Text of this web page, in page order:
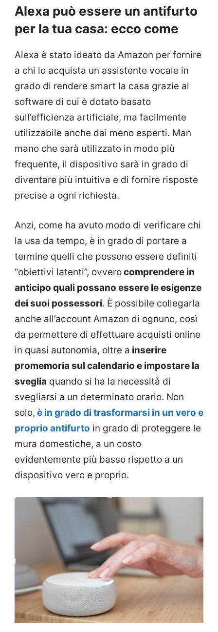
Alexa può essere un antifurto
per la tua casa: ecco come
Alexa è stato ideato da Amazon per fornire
a chi lo acquista un assistente vocale in
grado di rendere smart la casa grazie al
software di cui è dotato basato
sull’efficienza artificiale, ma facilmente
utilizzabile anche dai meno esperti. Man
mano che sarà utilizzato in modo più
frequente, il dispositivo sarà in grado di
diventare più intuitiva e di fornire risposte
precise a ogni richiesta.
Anzi, come ha avuto modo di verificare chi
la usa da tempo, è in grado di portare a
termine quelli che possono essere definiti
“obiettivi latenti”, ovverocomprendere in
anticipo quali possano essere le esigenze
dei suoi possessori. È possibile collegarla
anche all’account Amazon di ognuno, così
da permettere di effettuare acquisti online
in quasi autonomia, oltre a inserire
promemoria sul calendario e impostare la
sveglia quando si ha la necessità di
svegliarsi a un determinato orario. Non
solo, è in grado di trasformarsi in un vero e
proprio antifurto in grado di proteggere le
mura domestiche, a un costo
evidentemente più basso rispetto a un
dispositivo vero e proprio.